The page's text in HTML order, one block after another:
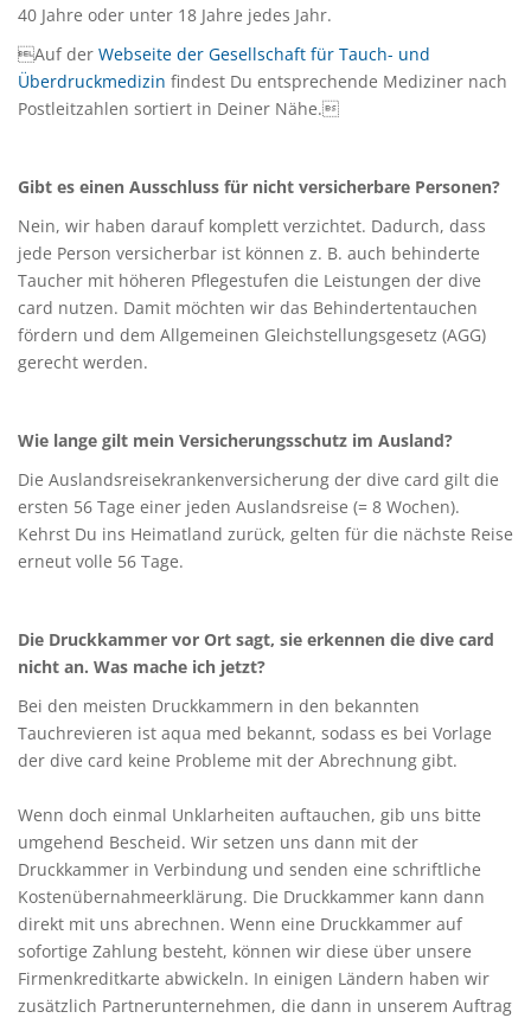
40 Jahre oder unter 18 Jahre jedes Jahr.
Auf der Webseite der Gesellschaft für Tauch- und
Überdruckmedizin findest Du entsprechende Mediziner nach
Postleitzahlen sortiert in Deiner Nähe.
Gibt es einen Ausschluss für nicht versicherbare Personen?
Nein, wir haben darauf komplett verzichtet. Dadurch, dass
jede Person versicherbar ist können z. B. auch behinderte
Taucher mit höheren Pflegestufen die Leistungen der dive
card nutzen. Damit möchten wir das Behindertentauchen
fördern und dem Allgemeinen Gleichstellungsgesetz (AGG)
gerecht werden.
Wie lange gilt mein Versicherungsschutz im Ausland?
Die Auslandsreisekrankenversicherung der dive card gilt die
ersten 56 Tage einer jeden Auslandsreise (= 8 Wochen).
Kehrst Du ins Heimatland zurück, gelten für die nächste Reise
erneut volle 56 Tage.
Die Druckkammer vor Ort sagt, sie erkennen die dive card
nicht an. Was mache ich jetzt?
Bei den meisten Druckkammern in den bekannten
Tauchrevieren ist aqua med bekannt, sodass es bei Vorlage
der dive card keine Probleme mit der Abrechnung gibt.
Wenn doch einmal Unklarheiten auftauchen, gib uns bitte
umgehend Bescheid. Wir setzen uns dann mit der
Druckkammer in Verbindung und senden eine schriftliche
Kostenübernahmeerklärung. Die Druckkammer kann dann
direkt mit uns abrechnen. Wenn eine Druckkammer auf
sofortige Zahlung besteht, können wir diese über unsere
Firmenkreditkarte abwickeln. In einigen Ländern haben wir
zusätzlich Partnerunternehmen, die dann in unserem Auftrag